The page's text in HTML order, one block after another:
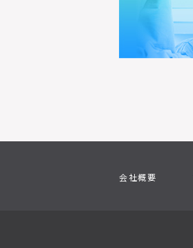
会社概要